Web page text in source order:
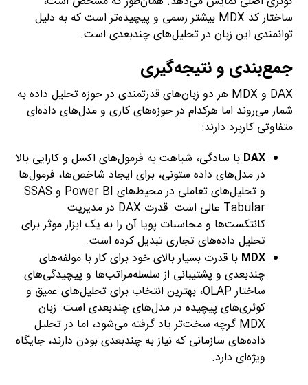
ساختار کد MDX بیشتر رسمی و پیچیده‌تر است که به دلیل
توانمندی این زبان در تحلیل‌های چندبعدی است.
جمع‌بندی و نتیجه‌گیری
DAX و MDX هر دو زبان‌های قدرتمندی در حوزه تحلیل داده به
شمار می‌روند اما هرکدام در حوزه‌های کاری و مدل‌های داده‌ای
متفاوتی کاربرد دارند:
DAX با سادگی، شباهت به فرمول‌های اکسل و کارایی بالا
در مدل‌های داده ستونی، برای ایجاد شاخص‌ها، فرمول‌ها
و تحلیل‌های تعاملی در محیط‌های Power BI و SSAS
Tabular عالی است. قدرت DAX در مدیریت
کانتکست‌ها و محاسبات پویا آن را به یک ابزار موثر برای
تحلیل داده‌های تجاری تبدیل کرده است.
MDX با قدرت بسیار بالای خود برای کار با مولفه‌های
چندبعدی و پشتیبانی از سلسله‌مراتب‌ها و پیچیدگی‌های
ساختار OLAP، بهترین انتخاب برای تحلیل‌های عمیق و
کوئری‌های پیچیده در مدل‌های چندبعدی است. زبان
MDX گرچه سخت‌تر یاد گرفته می‌شود، اما در تحلیل
داده‌های سازمانی که نیاز به چندبعدی بودن دارند، جایگاه
ویژه‌ای دارد.